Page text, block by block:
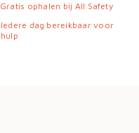
Gratis ophalen bij All Safety
Iedere dag bereikbaar voor
hulp